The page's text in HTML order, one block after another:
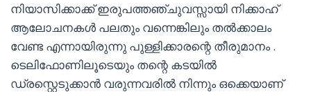
നിയാസിക്കാക്ക് ഇരുപത്തഞ്ചുവസ്സായി നിക്കാഹ്
ആലോചനകൾ പലതും വന്നെങ്കിലും തൽക്കാലം
വേണ്ട എന്നായിരുന്നു പുള്ളിക്കാരന്റെ തീരുമാനം .
ടെലിഫോണിലൂടെയും തന്റെ കടയിൽ
ഡ്രസ്റ്റെടുക്കാൻ വരുന്നവരിൽ നിന്നും ഒക്കെയാണ്